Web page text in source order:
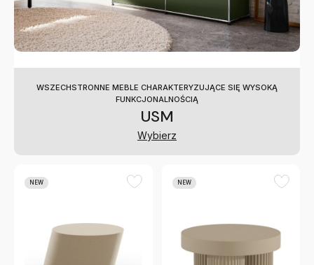
WSZECHSTRONNE MEBLE CHARAKTERYZUJĄCE SIĘ WYSOKĄ
FUNKCJONALNOŚCIĄ
USM
Wybierz
NEW NEW